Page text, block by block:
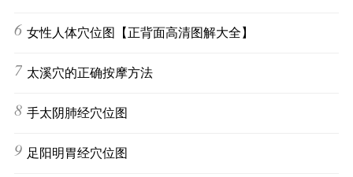
6 女性人体穴位图【正背面高清图解大全】
7 太溪穴的正确按摩方法
8 手太阴肺经穴位图
9 足阳明胃经穴位图